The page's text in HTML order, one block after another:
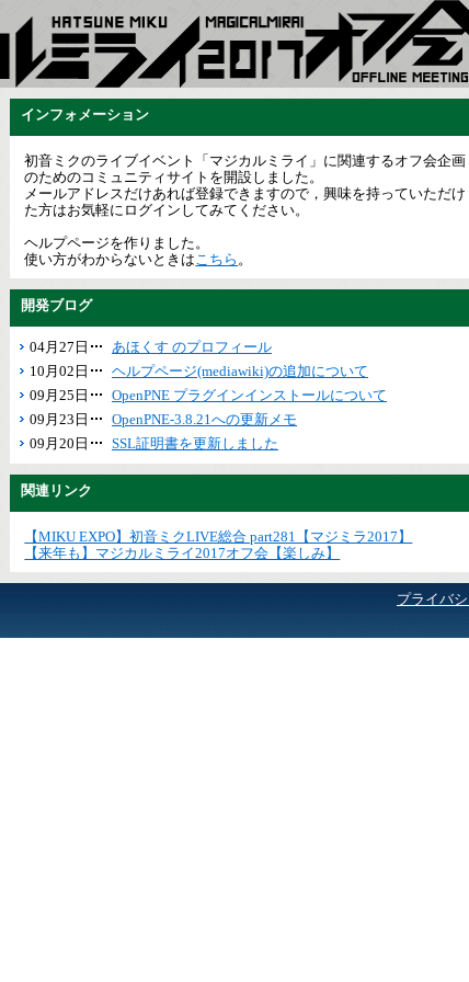
インフォメーション
初音ミクのライブイベント「マジカルミライ」に関連するオフ会企画
のためのコミュニティサイトを開設しました。
メールアドレスだけあれば登録できますので，興味を持っていただけ
た方はお気軽にログインしてみてください。
ヘルプページを作りました。
使い方がわからないときはこちら 。
開発ブログ
04月27日
あほくす のプロフィール
10月02日
ヘルプページ(mediawiki)の追加について
09月25日
OpenPNE プラグインインストールについて
09月23日
OpenPNE-3.8.21への更新メモ
09月20日
SSL証明書を更新しました
関連リンク
【MIKU EXPO】初音ミクLIVE総合 part281【マジミラ2017】
【来年も】マジカルミライ2017オフ会【楽しみ】
プライバ